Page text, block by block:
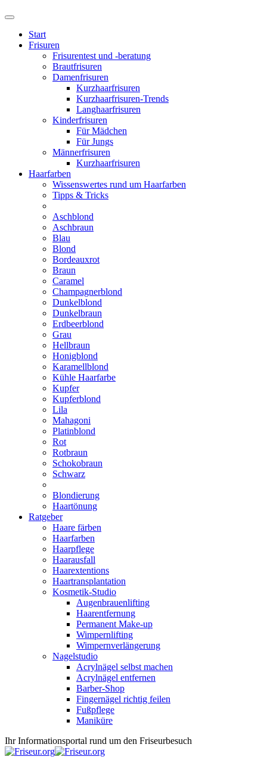
Start
Frisuren
Frisurentest und -beratung
Brautfrisuren
Damenfrisuren
Kurzhaarfrisuren
Kurzhaarfrisuren-Trends
Langhaarfrisuren
Kinderfrisuren
Für Mädchen
Für Jungs
Männerfrisuren
Kurzhaarfrisuren
Haarfarben
Wissenswertes rund um Haarfarben
Tipps & Tricks
Aschblond
Aschbraun
Blau
Blond
Bordeauxrot
Braun
Caramel
Champagnerblond
Dunkelblond
Dunkelbraun
Erdbeerblond
Grau
Hellbraun
Honigblond
Karamellblond
Kühle Haarfarbe
Kupfer
Kupferblond
Lila
Mahagoni
Platinblond
Rot
Rotbraun
Schokobraun
Schwarz
Blondierung
Haartönung
Ratgeber
Haare färben
Haarfarben
Haarpflege
Haarausfall
Haarextentions
Haartransplantation
Kosmetik-Studio
Augenbrauenlifting
Haarentfernung
Permanent Make-up
Wimpernlifting
Wimpernverlängerung
Nagelstudio
Acrylnägel selbst machen
Acrylnägel entfernen
Barber-Shop
Fingernägel richtig feilen
Fußpflege
Maniküre
Ihr Informationsportal rund um den Friseurbesuch